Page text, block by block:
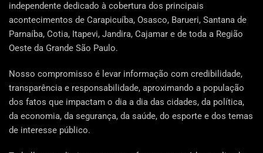
independente dedicado à cobertura dos principais
acontecimentos de Carapicuíba, Osasco, Barueri, Santana de
Parnaíba, Cotia, Itapevi, Jandira, Cajamar e de toda a Região
Oeste da Grande São Paulo.
Nosso compromisso é levar informação com credibilidade,
transparência e responsabilidade, aproximando a população
dos fatos que impactam o dia a dia das cidades, da política,
da economia, da segurança, da saúde, do esporte e dos temas
de interesse público.